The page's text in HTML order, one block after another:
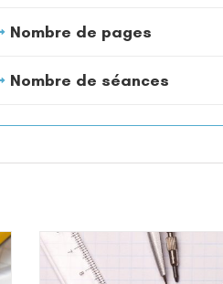
Nombre de pages
Nombre de séances